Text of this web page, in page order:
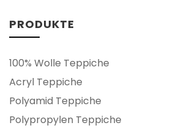
PRODUKTE
100% Wolle Teppiche
Acryl Teppiche
Polyamid Teppiche
Polypropylen Teppiche